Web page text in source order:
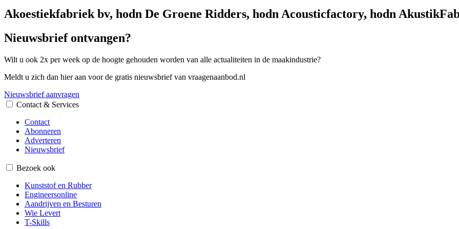
Akoestiekfabriek bv, hodn De Groene Ridders, hodn Acousticfactory, hodn
Nieuwsbrief ontvangen?
Wilt u ook 2x per week op de hoogte gehouden worden van alle actualiteiten in de maakindustrie?
Meldt u zich dan hier aan voor de gratis nieuwsbrief van vraagenaanbod.nl
Nieuwsbrief aanvragen
Contact & Services
Contact
Abonneren
Adverteren
Nieuwsbrief
Bezoek ook
Kunststof en Rubber
Engineersonline
Aandrijven en Besturen
Wie Levert
T-Skills